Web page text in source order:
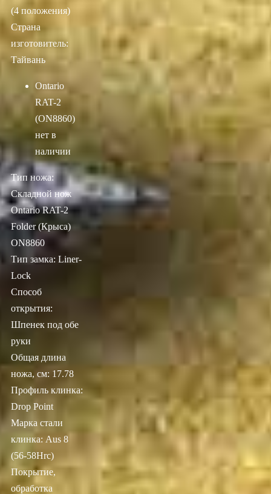
(4 положения)
Страна
изготовитель:
Тайвань
Ontario
RAT-2
(ON8860)
нет в
наличии
Тип ножа:
Складной нож
Ontario RAT-2
Folder (Крыса)
ON8860
Тип замка: Liner-
Lock
Способ
открытия:
Шпенек под обе
руки
Общая длина
ножа, см: 17.78
Профиль клинка:
Drop Point
Марка стали
клинка: Aus 8
(56-58Hrc)
Покрытие,
обработка